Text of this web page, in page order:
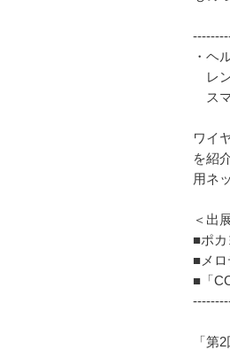
・ヘ
レン
スマ
ワイ
を紹
用ネ
＜出
■ポ
■メ
■「
「第